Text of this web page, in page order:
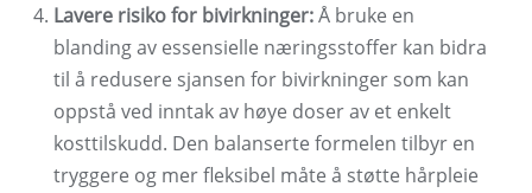
Lavere risiko for bivirkninger:Å bruke en
blanding av essensielle næringsstoffer kan bidra
til å redusere sjansen for bivirkninger som kan
oppstå ved inntak av høye doser av et enkelt
kosttilskudd. Den balanserte formelen tilbyr en
tryggere og mer fleksibel måte å støtte hårpleie